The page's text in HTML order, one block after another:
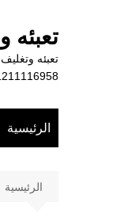
تعبئه
الرئيسية
الرئيسية